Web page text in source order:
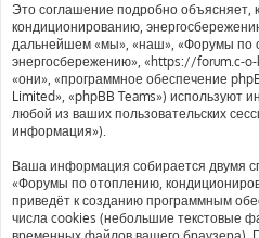
Это соглашение подробно объясняет,
кондиционированию,
дальнейшем «мы», «наш», «Форумы по
энергосбережению», «https://forum.c-
«они», «программное обеспечение
Limited», «phpBB Teams») используют
любой из ваших пользовательских
информация»).
Ваша информация собирается двумя
«Форумы по отоплению,
приведёт к созданию программным
числа cookies (небольшие текстовые